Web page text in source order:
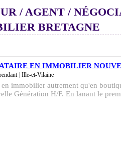
/ AGENT /
BRETAGNE
EN IMMOBILIER
| Ille-et-Vilaine
immobilier autrement qu'en
Génération H/F. En lanant le